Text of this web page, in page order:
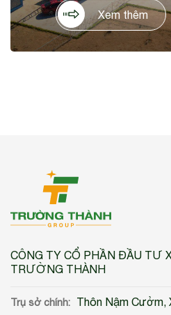
đồng, trên diện tích
dự kiến hằng năm 90
Xem thêm
CÔNG TY CỔ PHẦN ĐẦU TƯ
TRƯỜNG THÀNH
Trụ sở chính:
Thôn Nậm Cưởm,